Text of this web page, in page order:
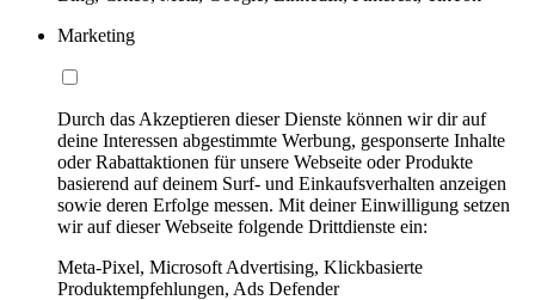
Marketing
Durch das Akzeptieren dieser Dienste können wir dir auf
deine Interessen abgestimmte Werbung, gesponserte Inhalte
oder Rabattaktionen für unsere Webseite oder Produkte
basierend auf deinem Surf- und Einkaufsverhalten anzeigen
sowie deren Erfolge messen. Mit deiner Einwilligung setzen
wir auf dieser Webseite folgende Drittdienste ein:
Meta-Pixel, Microsoft Advertising, Klickbasierte
Produktempfehlungen, Ads Defender